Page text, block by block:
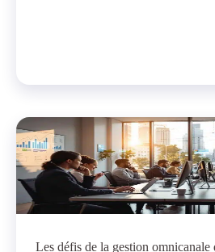
Les défis de la gestion omnicanale